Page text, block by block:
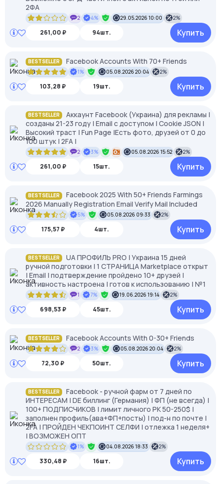
2ФА
2 4% 29.05.2026 10:00 2%
261,00 ₽ 94шт. Купить
BESTSELLER Facebook Accounts With 70+ Friends
1% 05.08.2026 20:04 2%
103,28 ₽ 19шт. Купить
BESTSELLER
Аккаунт Facebook (Украина) для рекламы |
созданы 21-23 году | Email с доступом | Cookie JSON |
Высокий траст | Fun Page |Есть фото, друзей от 0 до
100 штук | 2FA |
2 3% 05.08.2026 15:52 2%
261,00 ₽ 15шт. Купить
BESTSELLER
Facebook 2025 With 50+ Friends Farmings
2026 Manually Registration Email Verify Mail Included
5% 05.08.2026 09:33 2%
175,57 ₽ 4шт. Купить
BESTSELLER
UA ПРОФИЛЬ PRO | Украина 15 дней
ручной подготовки | 1 СТРАНИЦА Marketplace открыт
| Email | подтверждение пройдено 10+ друзей |
активность настроена | готов к использованию | №1
1 7% 19.06.2026 19:14 2%
698,53 ₽ 45шт. Купить
BESTSELLER Facebook Accounts With 0-30+ Friends
2 3% 05.08.2026 20:04 2%
72,30 ₽ 50шт. Купить
BESTSELLER
Facebook - ручной фарм от 7 дней по
ИНТЕРЕСАМ | DE биллинг (Германия) | ФП (не всегда) |
100+ ПОДПИСЧИКОВ | лимит личного РК 50-250$ |
заполнен профиль(ава+ФП+посты) | под-н по почте |
2FA | ПРОЙДЕН ЧЕКПОИНТ СЕЛФИ | отлежка 1 неделя+
| ВОЗМОЖЕН ОПТ
1% 04.08.2026 18:33 2%
330,48 ₽ 16шт. Купить